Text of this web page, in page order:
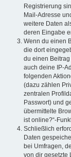
Registrierung
Mail-Adresse
weitere Daten
deren Eingabe
Wenn du einen
die dort
du einen
auch deine IP-
folgenden
(dazu zählen
zentralen
Passwort) und
übermittelte
ist online?“-
Schließlich
Daten
bei Umfragen,
von dir gesetzte